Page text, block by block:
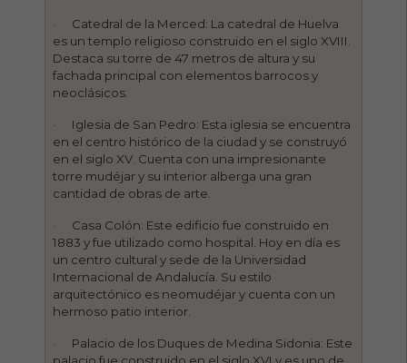
· Catedral de la Merced: La catedral de Huelva
es un templo religioso construido en el siglo XVIII.
Destaca su torre de 47 metros de altura y su
fachada principal con elementos barrocos y
neoclásicos.
· Iglesia de San Pedro: Esta iglesia se encuentra
en el centro histórico de la ciudad y se construyó
en el siglo XV. Cuenta con una impresionante
torre mudéjar y su interior alberga una gran
cantidad de obras de arte.
· Casa Colón: Este edificio fue construido en
1883 y fue utilizado como hospital. Hoy en día es
un centro cultural y sede de la Universidad
Internacional de Andalucía. Su estilo
arquitectónico es neomudéjar y cuenta con un
hermoso patio interior.
· Palacio de los Duques de Medina Sidonia: Este